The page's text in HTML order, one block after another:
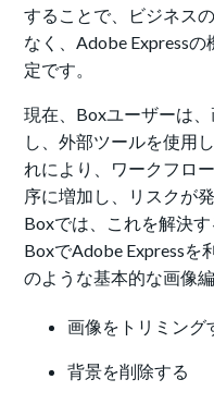
することで、ビジネス
なく、Adobe Express
定です。
現在、Boxユーザーは
し、外部ツールを使用
れにより、ワークフロ
序に増加し、リスクが
Boxでは、これを解決
BoxでAdobe Expressを
のような基本的な画像
画像をトリミング
背景を削除する